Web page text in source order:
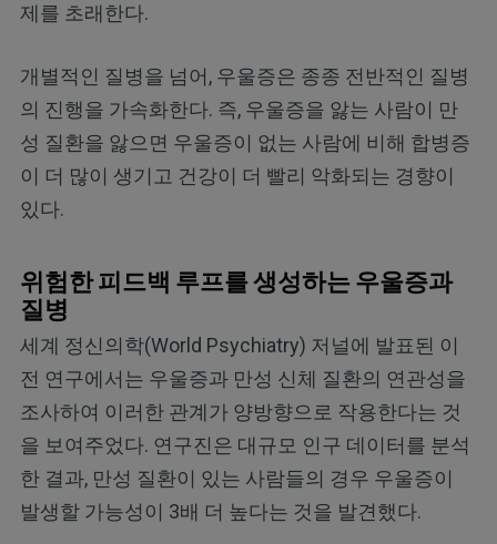
제를 초래한다.
개별적인 질병을 넘어, 우울증은 종종 전반적인 질병
의 진행을 가속화한다. 즉, 우울증을 앓는 사람이 만
성 질환을 앓으면 우울증이 없는 사람에 비해 합병증
이 더 많이 생기고 건강이 더 빨리 악화되는 경향이
있다.
위험한 피드백 루프를 생성하는 우울증과
질병
세계 정신의학(World Psychiatry) 저널에 발표된 이
전 연구에서는 우울증과 만성 신체 질환의 연관성을
조사하여 이러한 관계가 양방향으로 작용한다는 것
을 보여주었다. 연구진은 대규모 인구 데이터를 분석
한 결과, 만성 질환이 있는 사람들의 경우 우울증이
발생할 가능성이 3배 더 높다는 것을 발견했다.